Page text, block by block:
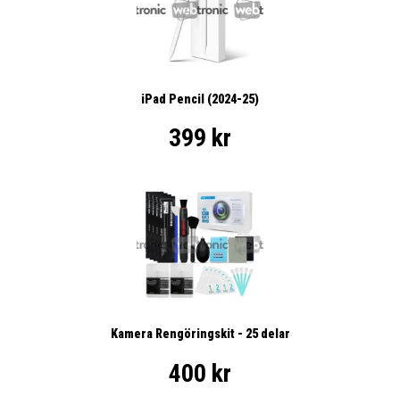
iPad Pencil (2024-25)
399 kr
Kamera Rengöringskit - 25 delar
400 kr